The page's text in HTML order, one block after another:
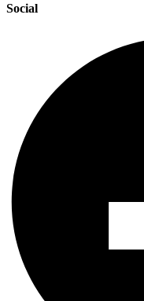
Social